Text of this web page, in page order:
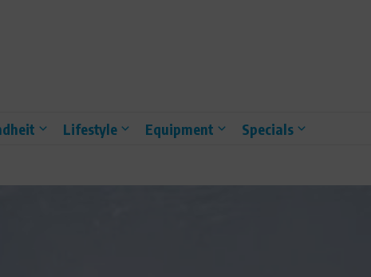
Lifestyle Equipment Specials